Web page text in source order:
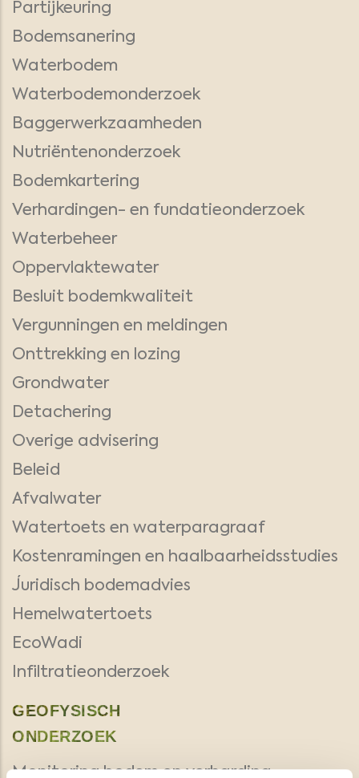
Partijkeuring
Bodemsanering
Waterbodem
Waterbodemonderzoek
Baggerwerkzaamheden
Nutriëntenonderzoek
Bodemkartering
Verhardingen- en fundatieonderzoek
Waterbeheer
Oppervlaktewater
Besluit bodemkwaliteit
Vergunningen en meldingen
Onttrekking en lozing
Grondwater
Detachering
Overige advisering
Beleid
Afvalwater
Watertoets en waterparagraaf
Kostenramingen en haalbaarheidsstudies
Juridisch bodemadvies
Hemelwatertoets
EcoWadi
Infiltratieonderzoek
GEOFYSISCH
ONDERZOEK
Monitoring bodem en verharding